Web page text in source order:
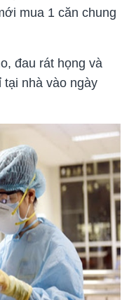
mua 1 căn chung
đau rát họng và
tại nhà vào ngày